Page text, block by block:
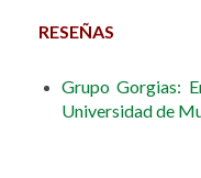
RESEÑAS
Grupo Gorgias:
Universidad de